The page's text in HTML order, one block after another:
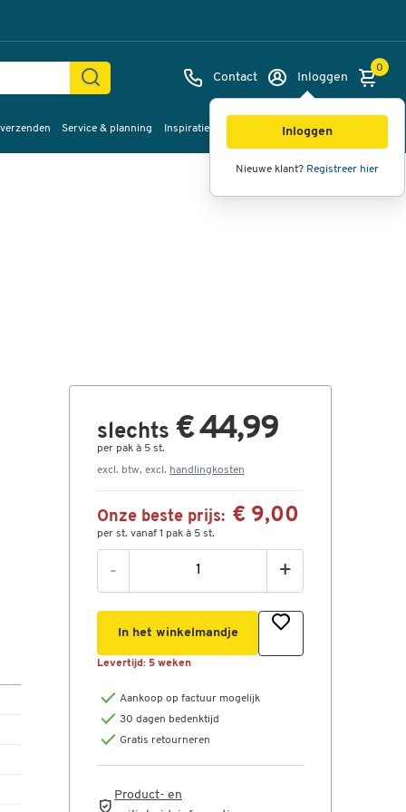
Contact Inloggen
Inloggen
Nieuwe klant? Registreer hier
0
Service & planning Inspiratie
slechts € 44,99
per pak à 5 st.
excl. btw, excl. handlingkosten
Onze beste prijs: € 9,00
per st. vanaf 1 pak à 5 st.
- +
In het winkelmandje
Levertijd: 5 weken
Aankoop op factuur mogelijk
30 dagen bedenktijd
Gratis retourneren
Product- en
Afbeeldingen Video's
360°
weergave